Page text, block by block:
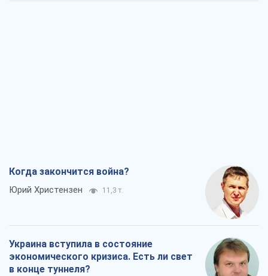
Когда закончится война?
Юрий Христензен 11,3 т.
Украина вступила в состояние
экономического кризиса. Есть ли свет
в конце туннеля?